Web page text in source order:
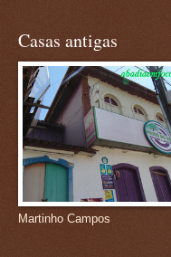
Casas antigas
Martinho Campos